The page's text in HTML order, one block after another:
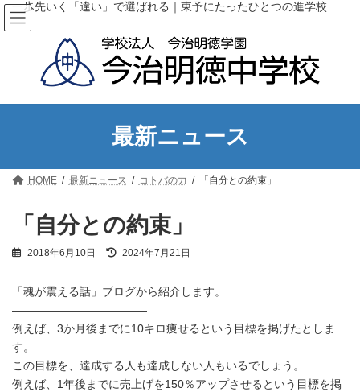
コ
ン
テ
キ
ナ
ビ
ゲ
に
一歩先いく「違い」で選ばれる｜東予にたったひとつの進学校
最新ニュース
HOME 最新ニュース コトバの力 「自分との約束」
「自分との約束」
2018年6月10日
最
新
:
2024年7月21日
「魂が震える話」ブログから紹介します。
————————————
例えば、3か月後までに10キロ痩せるという目標を掲げたとしま
す。
この目標を、達成する人も達成しない人もいるでしょう。
例えば、1年後までに売上げを150％アップさせるという目標を掲